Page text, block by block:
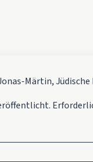
Märtin,